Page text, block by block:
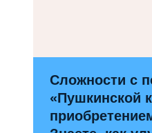
Сложности с
«Пушкинской